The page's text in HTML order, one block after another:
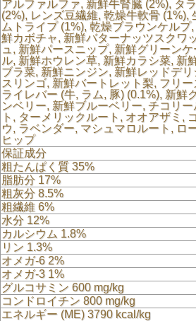
アルファルファ, 新鮮牛腎臓 (2%), タ
(2%), レンズ豆繊維, 乾燥牛軟骨 (1%),
ムトライプ (1%), 乾燥ブラウンケルプ,
鮮カボチャ, 新鮮バターナッツスクワ
ュ, 新鮮パースニップ, 新鮮グリーンケ
ル, 新鮮ホウレン草, 新鮮カラシ菜, 新
ブラ菜, 新鮮ニンジン, 新鮮レッドデリ
スリンゴ, 新鮮バートレット梨, フリー
ライレバー (牛, ラム, 豚) (0.1%), 新鮮
ンベリー, 新鮮ブルーベリー, チコリー
ト, ターメリックルート, オオアザミ,
ウ, ラベンダー, マシュマロルート, ロ
ヒップ
保証成分
粗たんぱく質 35%
脂肪分 17%
粗灰分 8.5%
粗繊維 6%
水分 12%
カルシウム 1.8%
リン 1.3%
オメガ-6 2%
オメガ-3 1%
グルコサミン 600 mg/kg
コンドロイチン 800 mg/kg
エネルギー (ME) 3790 kcal/kg